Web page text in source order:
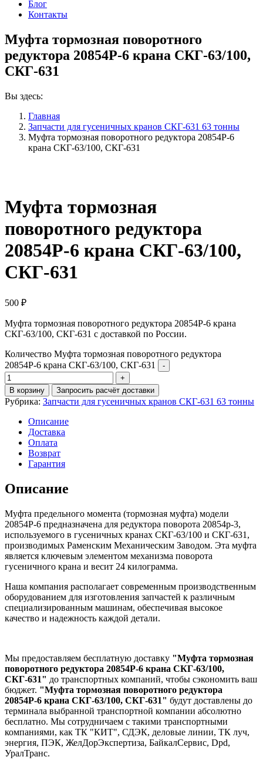
Блог
Контакты
Муфта тормозная поворотного
редуктора 20854Р-6 крана СКГ-63/100,
СКГ-631
Вы здесь:
Главная
Запчасти для гусеничных кранов СКГ-631 63 тонны
Муфта тормозная поворотного редуктора 20854Р-6
крана СКГ-63/100, СКГ-631
Муфта тормозная
поворотного редуктора
20854Р-6 крана СКГ-63/100,
СКГ-631
500 ₽
Муфта тормозная поворотного редуктора 20854Р-6 крана
СКГ-63/100, СКГ-631 с доставкой по России.
Количество Муфта тормозная поворотного редуктора
20854Р-6 крана СКГ-63/100, СКГ-631
В корзину Запросить расчёт доставки
Рубрика: Запчасти для гусеничных кранов СКГ-631 63 тонны
Описание
Доставка
Оплата
Возврат
Гарантия
Описание
Муфта предельного момента (тормозная муфта) модели
20854Р-6 предназначена для редуктора поворота 20854р-3,
используемого в гусеничных кранах СКГ-63/100 и СКГ-631,
производимых Раменским Механическим Заводом. Эта муфта
является ключевым элементом механизма поворота
гусеничного крана и весит 24 килограмма.
Наша компания располагает современным производственным
оборудованием для изготовления запчастей к различным
специализированным машинам, обеспечивая высокое
качество и надежность каждой детали.
Мы предоставляем бесплатную доставку "Муфта тормозная
поворотного редуктора 20854Р-6 крана СКГ-63/100,
СКГ-631" до транспортных компаний, чтобы сэкономить ваш
бюджет. "Муфта тормозная поворотного редуктора
20854Р-6 крана СКГ-63/100, СКГ-631" будут доставлены до
терминала выбранной транспортной компании абсолютно
бесплатно. Мы сотрудничаем с такими транспортными
компаниями, как ТК "КИТ", СДЭК, деловые линии, ТК луч,
энергия, ПЭК, ЖелДорЭкспертиза, БайкалСервис, Dpd,
УралТранс.